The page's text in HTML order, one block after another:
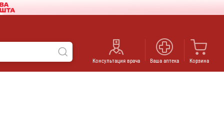
Консультация врача Ваша аптека Корзина